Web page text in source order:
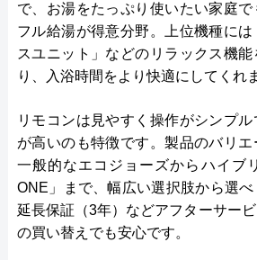
で、お湯をたっぷり使いたい家庭
フル給湯が得意分野。上位機種に
スユニット」などのリラックス機
り、入浴時間をより快適にしてくれ
リモコンは見やすく操作がシンプ
が高いのも特徴です。製品のバリエ
一般的なエコジョーズからハイブ
ONE」まで、幅広い選択肢から選
延長保証（3年）などアフターサー
の買い替えでも安心です。